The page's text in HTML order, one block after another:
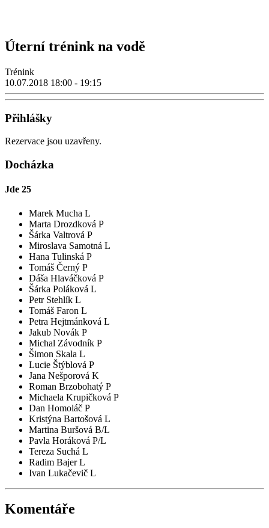
Úterní trénink na vodě
Trénink
10.07.2018 18:00 - 19:15
Přihlášky
Rezervace jsou uzavřeny.
Docházka
Jde 25
Marek Mucha L
Marta Drozdková P
Šárka Valtrová P
Miroslava Samotná L
Hana Tulinská P
Tomáš Černý P
Dáša Hlaváčková P
Šárka Poláková L
Petr Stehlík L
Tomáš Faron L
Petra Hejtmánková L
Jakub Novák P
Michal Závodník P
Šimon Skala L
Lucie Štýblová P
Jana Nešporová K
Roman Brzobohatý P
Michaela Krupičková P
Dan Homoláč P
Kristýna Bartošová L
Martina Buršová B/L
Pavla Horáková P/L
Tereza Suchá L
Radim Bajer L
Ivan Lukačevič L
Komentáře